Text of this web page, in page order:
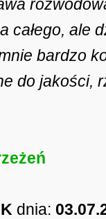
całego, ale
bardzo
do jakości,
dnia: